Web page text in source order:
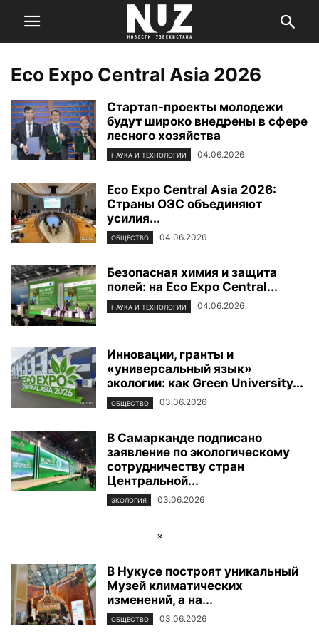
Eco Expo Central Asia 2026
Стартап-проекты молодежи
будут широко внедрены в сфере
лесного хозяйства
НАУКА И ТЕХНОЛОГИИ 04.06.2026
Eco Expo Central Asia 2026:
Страны ОЭС объединяют
усилия...
ОБЩЕСТВО 04.06.2026
Безопасная химия и защита
полей: на Eco Expo Central...
НАУКА И ТЕХНОЛОГИИ 04.06.2026
Инновации, гранты и
«универсальный язык»
экологии: как Green University...
ОБЩЕСТВО 03.06.2026
В Самарканде подписано
заявление по экологическому
сотрудничеству стран
Центральной...
ЭКОЛОГИЯ 03.06.2026
×
В Нукусе построят уникальный
Музей климатических
изменений, а на...
ОБЩЕСТВО 03.06.2026